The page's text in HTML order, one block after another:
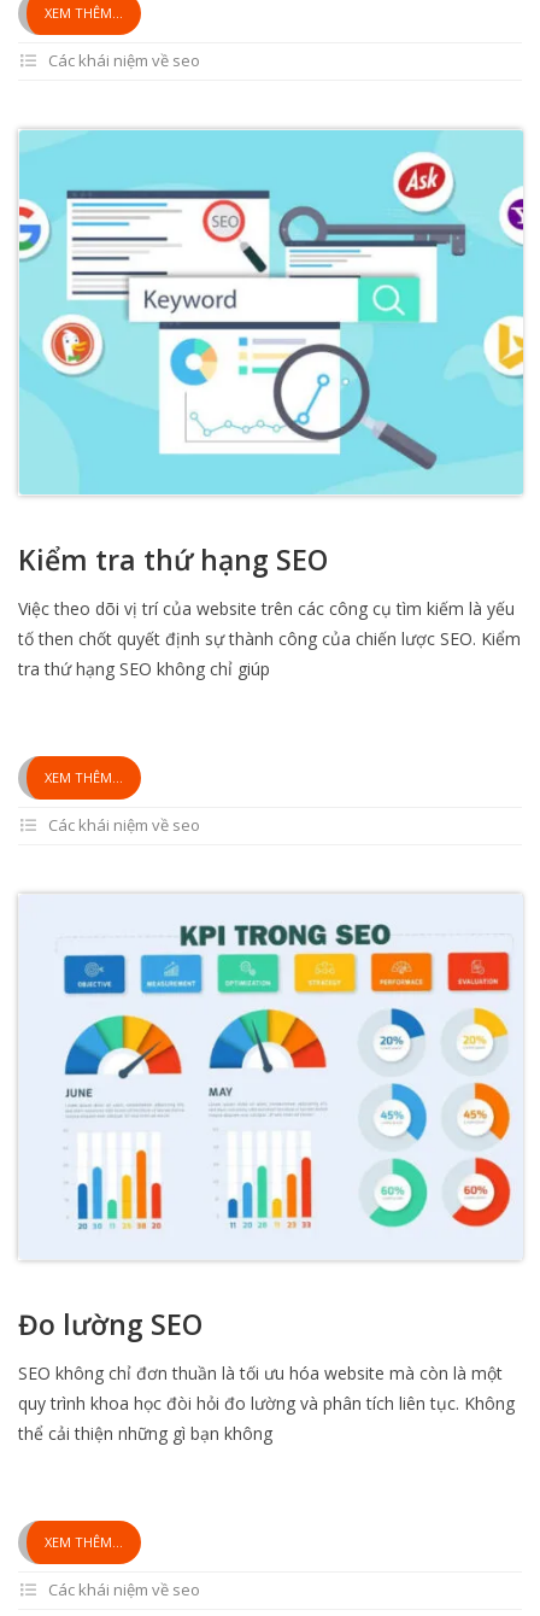
XEM THÊM...
Các khái niệm về seo
Kiểm tra thứ hạng SEO
Việc theo dõi vị trí của website trên các công cụ tìm kiếm là yếu
tố then chốt quyết định sự thành công của chiến lược SEO. Kiểm
tra thứ hạng SEO không chỉ giúp
XEM THÊM...
Các khái niệm về seo
Đo lường SEO
SEO không chỉ đơn thuần là tối ưu hóa website mà còn là một
quy trình khoa học đòi hỏi đo lường và phân tích liên tục. Không
thể cải thiện những gì bạn không
XEM THÊM...
Các khái niệm về seo